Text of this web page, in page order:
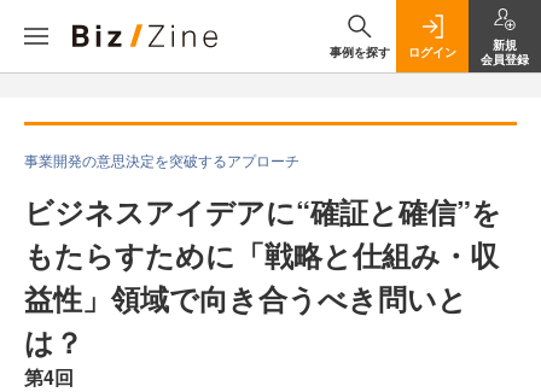
事例を探す ログイン
新規
会員登録
事業開発の意思決定を突破するアプローチ
ビジネスアイデアに“確証と確信”を
もたらすために「戦略と仕組み・収
益性」領域で向き合うべき問いと
は？
第4回